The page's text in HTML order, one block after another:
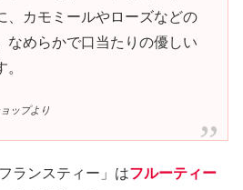
、カモミールやローズなどの
なめらかで口当たりの優しい
ップより
ランスティー」はフルーティー